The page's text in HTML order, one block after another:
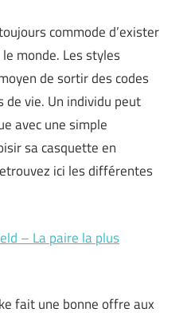
commode d’exister
monde. Les styles
de sortir des codes
vie. Un individu peut
avec une simple
sa casquette en
ici les différentes
– La paire la plus
fait une bonne offre aux